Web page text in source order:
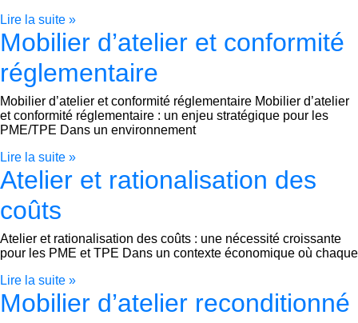
Lire la suite »
Mobilier d’atelier et conformité
réglementaire
Mobilier d’atelier et conformité réglementaire Mobilier d’atelier
et conformité réglementaire : un enjeu stratégique pour les
PME/TPE Dans un environnement
Lire la suite »
Atelier et rationalisation des
coûts
Atelier et rationalisation des coûts : une nécessité croissante
pour les PME et TPE Dans un contexte économique où chaque
Lire la suite »
Mobilier d’atelier reconditionné